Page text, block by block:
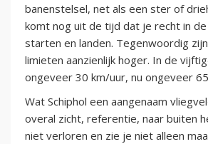
banenstelsel, net als een ster of
komt nog uit de tijd dat je recht in
starten en landen. Tegenwoordig
limieten aanzienlijk hoger. In de
ongeveer 30 km/uur, nu ongeveer
Wat Schiphol een aangenaam
overal zicht, referentie, naar buiten
niet verloren en zie je niet alleen